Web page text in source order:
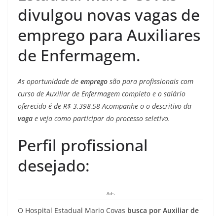
divulgou novas vagas de
emprego para Auxiliares
de Enfermagem.
As oportunidade de emprego são para profissionais com
curso de Auxiliar de Enfermagem completo e o salário
oferecido é de R$ 3.398,58 Acompanhe o o descritivo da
vaga e veja como participar do processo seletivo.
Perfil profissional
desejado:
Ads
O Hospital Estadual Mario Covas busca por Auxiliar de